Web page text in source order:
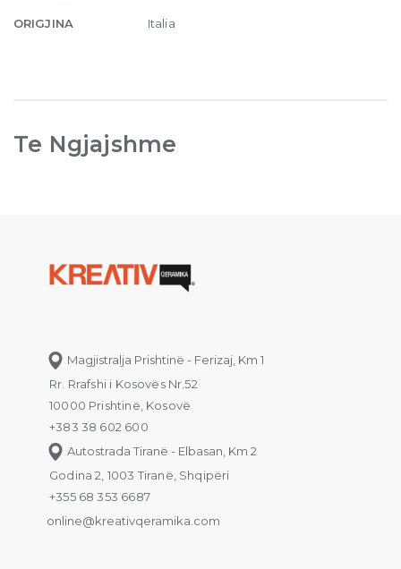
ORIGJINA Italia
Te Ngjajshme
Magjistralja Prishtinë - Ferizaj, Km 1
Rr. Rrafshi i Kosovës Nr.52
10000 Prishtinë, Kosovë
+383 38 602 600
Autostrada Tiranë - Elbasan, Km 2
Godina 2, 1003 Tiranë, Shqipëri
+355 68 353 6687
online@kreativqeramika.com